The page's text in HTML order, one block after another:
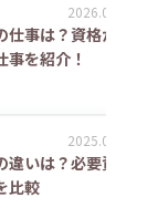
2026.07.24
事は？資格が活
を紹介！
2025.06.02
いは？必要資
比較